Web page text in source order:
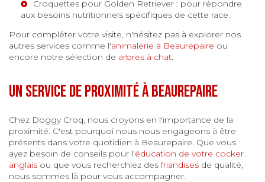
Croquettes pour Golden Retriever : pour répondre
aux besoins nutritionnels spécifiques de cette race.
Pour compléter votre visite, n'hésitez pas à explorer nos
autres services comme l'animalerie à Beaurepaire ou
encore notre sélection de arbres à chat.
Un service de proximité à Beaurepaire
Chez Doggy Croq, nous croyons en l'importance de la
proximité. C'est pourquoi nous nous engageons à être
présents dans votre quotidien à Beaurepaire. Que vous
ayez besoin de conseils pour l'éducation de votre cocker
anglais ou que vous recherchiez desfriandises de qualité,
nous sommes là pour vous accompagner.